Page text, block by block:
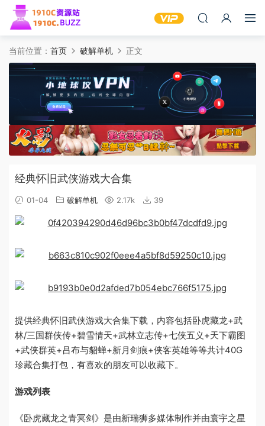
当前位置： 首页 破解单机 正文
经典怀旧武侠游戏大合集
01-04 破解单机 2.17k 39
提供经典怀旧武侠游戏大合集下载，内容包括卧虎藏龙+武
林/三国群侠传+碧雪情天+武林立志传+七侠五义+天下霸图
+武侠群英+吕布与貂蝉+新月剑痕+侠客英雄等等共计40G
珍藏合集打包，有喜欢的朋友可以收藏下。
游戏列表
《卧虎藏龙之青冥剑》是由新瑞狮多媒体制作并由寰宇之星